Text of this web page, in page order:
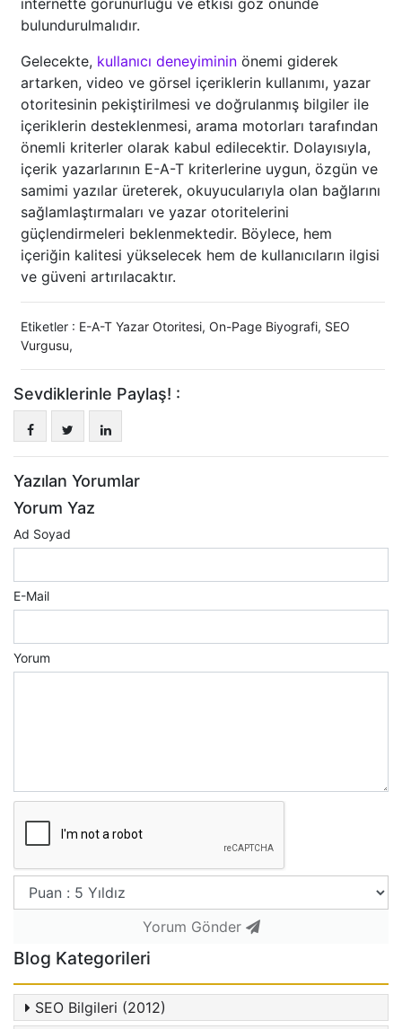
internette görünürlüğü ve etkisi göz önünde
bulundurulmalıdır.
Gelecekte, kullanıcı deneyiminin önemi giderek
artarken, video ve görsel içeriklerin kullanımı, yazar
otoritesinin pekiştirilmesi ve doğrulanmış bilgiler ile
içeriklerin desteklenmesi, arama motorları tarafından
önemli kriterler olarak kabul edilecektir. Dolayısıyla,
içerik yazarlarının E-A-T kriterlerine uygun, özgün ve
samimi yazılar üreterek, okuyucularıyla olan bağlarını
sağlamlaştırmaları ve yazar otoritelerini
güçlendirmeleri beklenmektedir. Böylece, hem
içeriğin kalitesi yükselecek hem de kullanıcıların ilgisi
ve güveni artırılacaktır.
Etiketler : E-A-T Yazar Otoritesi, On-Page Biyografi, SEO
Vurgusu,
Sevdiklerinle Paylaş! :
Yazılan Yorumlar
Yorum Yaz
Ad Soyad
E-Mail
Yorum
Yorum Gönder
Blog Kategorileri
SEO Bilgileri (2012)